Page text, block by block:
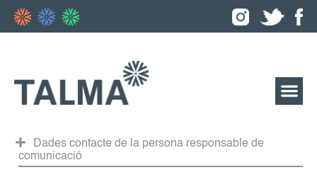
Dades contacte de la persona responsable de
comunicació